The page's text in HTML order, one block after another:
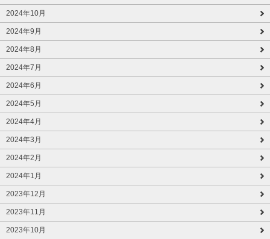
2024年10月
2024年9月
2024年8月
2024年7月
2024年6月
2024年5月
2024年4月
2024年3月
2024年2月
2024年1月
2023年12月
2023年11月
2023年10月